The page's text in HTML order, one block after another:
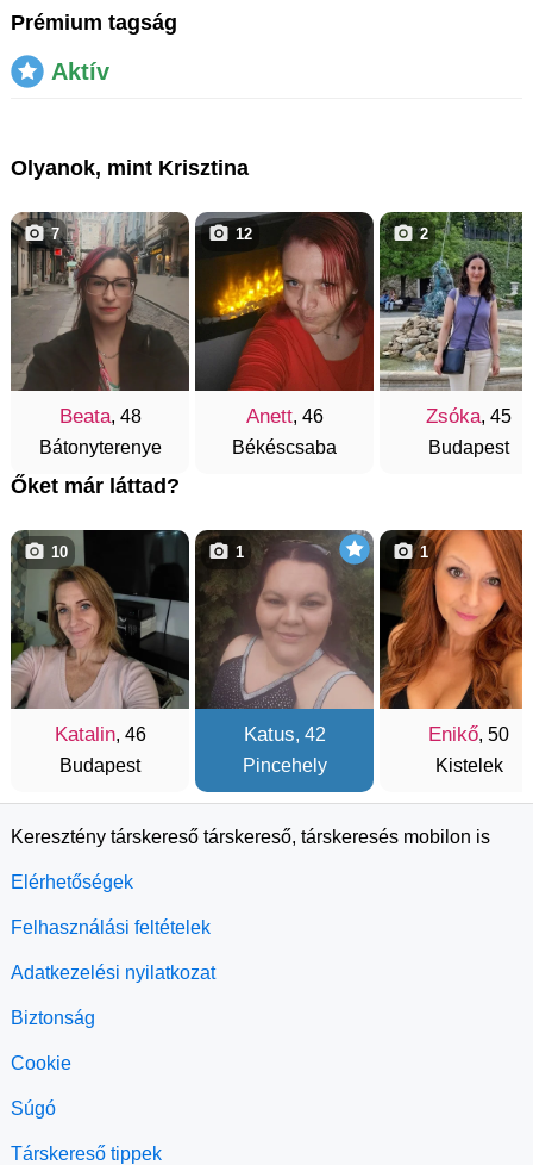
Prémium tagság
Aktív
Olyanok, mint Krisztina
Beata, 48
Bátonyterenye
7
Anett, 46
Békéscsaba
12
Zsóka, 45
Budapest
2
Őket már láttad?
Katalin, 46
Budapest
10
Katus, 42
Pincehely
1
Enikő, 50
Kistelek
1
Keresztény társkereső társkereső, társkeresés mobilon is
Elérhetőségek
Felhasználási feltételek
Adatkezelési nyilatkozat
Biztonság
Cookie
Súgó
Társkereső tippek